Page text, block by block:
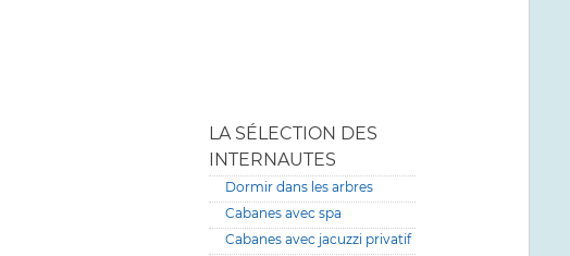
LA SÉLECTION DES
INTERNAUTES
Dormir dans les arbres
Cabanes avec spa
Cabanes avec jacuzzi privatif